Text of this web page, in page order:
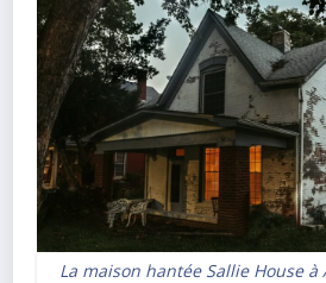
La maison hantée Sallie House à